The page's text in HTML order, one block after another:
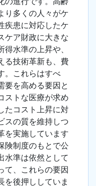
り多くの人々がケ
疾患に対応したケ
ケア財政に大きな
水準の上昇や、
る技術革新も、費
。これらはすべ
要を高める要因と
ストな医療が求め
たコスト上昇に対
スの質を維持しつ
を実施しています
険制度のもとで公
水準は依然として
て、これらの要因
を後押ししていま